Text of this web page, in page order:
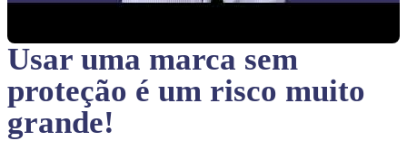
Usar uma marca sem
proteção é um risco muito
grande!